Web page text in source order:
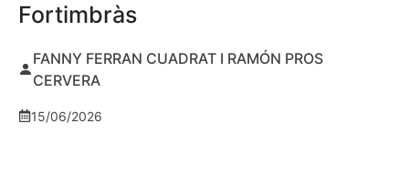
Fortimbràs
FANNY FERRAN CUADRAT I RAMÓN PROS
CERVERA
15/06/2026